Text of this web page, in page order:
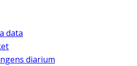
data
diarium